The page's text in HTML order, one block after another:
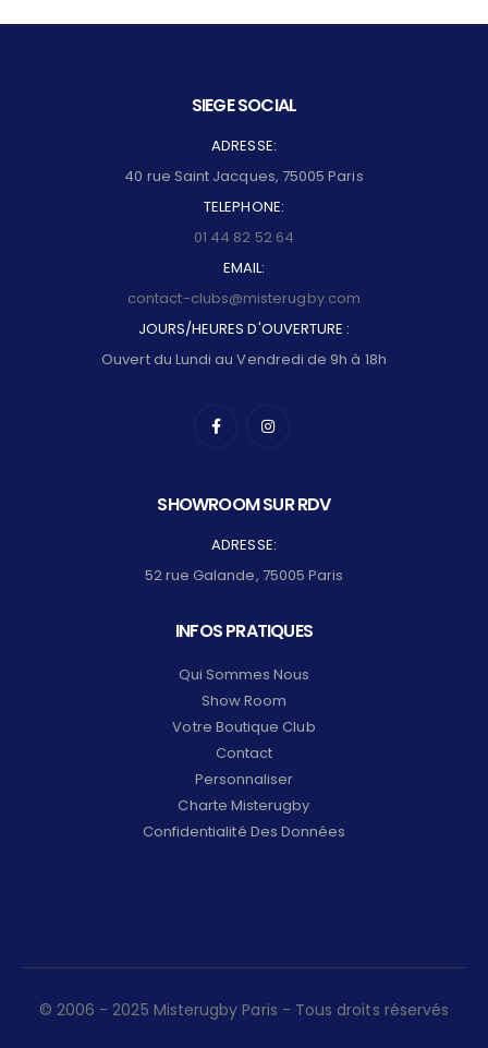
SIEGE SOCIAL
ADRESSE:
40 rue Saint Jacques, 75005 Paris
TELEPHONE:
01 44 82 52 64
EMAIL:
contact-clubs@misterugby.com
JOURS/HEURES D'OUVERTURE :
Ouvert du Lundi au Vendredi de 9h à 18h
SHOWROOM SUR RDV
ADRESSE:
52 rue Galande, 75005 Paris
INFOS PRATIQUES
Qui Sommes Nous
Show Room
Votre Boutique Club
Contact
Personnaliser
Charte Misterugby
Confidentialité Des Données
© 2006 - 2025 Misterugby Paris - Tous droits réservés